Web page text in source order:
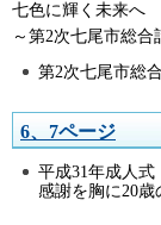
七色に輝く未来へ
～第2次七尾市総合
第2次七尾市総
6、7ページ
平成31年成人式
感謝を胸に20歳